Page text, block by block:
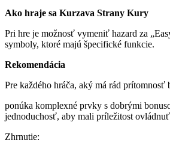
Ako hraje sa Kurzava Strany Kury
Pri hre je možnosť vymeniť hazard za
symboly, ktoré majú špecifické funkcie.
Rekomendácia
Pre každého hráča, aký má rád
ponúka komplexné prvky s dobrými
jednoduchosť, aby mali príležitost
Zhrnutie: